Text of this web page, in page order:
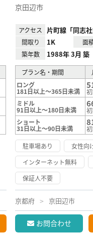
京田辺市
アクセス 片町線「同志
間取り 1K 面
築年数 1988年 3月 築
プラン名・期間
ロング
181日以上～365日未満
ミドル
91日以上～180日未満
ショート
31日以上～90日未満
駐車場あり
女性向
インターネット無料
保証人不要
京都府 京田辺市
お問合わせ